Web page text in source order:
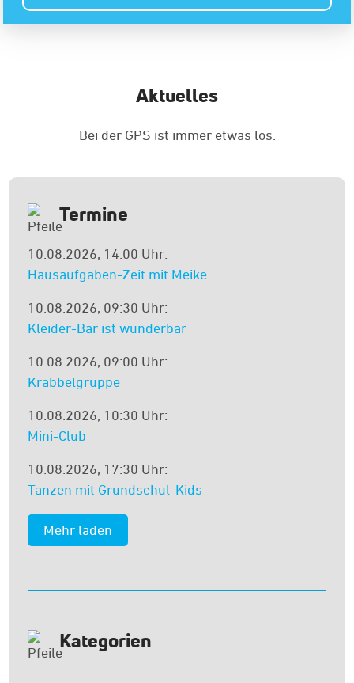
Aktuelles
Bei der GPS ist immer etwas los.
Termine
10.08.2026, 14:00 Uhr:
Hausaufgaben-Zeit mit Meike
10.08.2026, 09:30 Uhr:
Kleider-Bar ist wunderbar
10.08.2026, 09:00 Uhr:
Krabbelgruppe
10.08.2026, 10:30 Uhr:
Mini-Club
10.08.2026, 17:30 Uhr:
Tanzen mit Grundschul-Kids
Kategorien